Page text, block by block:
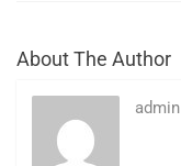
About The Author
admin